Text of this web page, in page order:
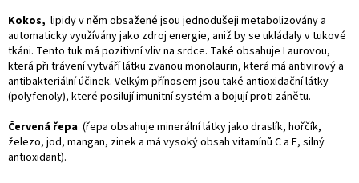
Kokos, lipidy v něm obsažené jsou jednodušeji metabolizovány a
automaticky využívány jako zdroj energie, aniž by se ukládaly v tukové
tkáni. Tento tuk má pozitivní vliv na srdce. Také obsahuje Laurovou,
která při trávení vytváří látku zvanou monolaurin, která má antivirový a
antibakteriální účinek. Velkým přínosem jsou také antioxidační látky
(polyfenoly), které posilují imunitní systém a bojují proti zánětu.
Červená řepa (řepa obsahuje minerální látky jako draslík, hořčík,
železo, jod, mangan, zinek a má vysoký obsah vitamínů C a E, silný
antioxidant).